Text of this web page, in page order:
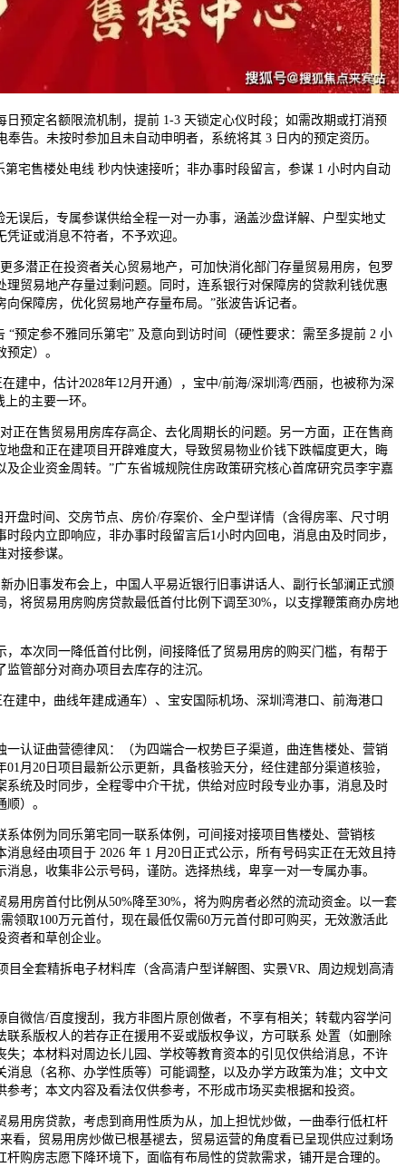
定名额限流机制，提前 1-3 天锁定心仪时段；如需改期或打消预
奉告。未按时参加且未自动申明者，系统将其 3 日内的预定资历。
售楼处电线 秒内快速接听；非办事时段留言，参谋 1 小时内自动
后，专属参谋供给全程一对一办事，涵盖沙盘详解、户型实地丈
证或消息不符者，不予欢迎。
潜正在投资者关心贸易地产，可加快消化部门存量贸易用房，包罗
理贸易地产存量过剩问题。同时，连系银行对保障房的贷款利钱优惠
保障房，优化贸易地产存量布局。”张波告诉记者。
定参不雅同乐第宅” 及意向到访时间（硬性要求：需至多提前 2 小
定）。
中，估计2028年12月开通），宝中/前海/深圳湾/西丽，也被称为深
的主要一环。
在售贸易用房库存高企、去化周期长的问题。另一方面，正在售商
地盘和正在建项目开辟难度大，导致贸易物业价钱下跌幅度更大，晦
及企业资金周转。”广东省城规院住房政策研究核心首席研究员李宇嘉
时间、交房节点、房价/存案价、全户型详情（含得房率、尺寸明
段内立即响应，非办事时段留言后1小时内回电，消息由及时同步，
接参谋。
旧事发布会上，中国人平易近银行旧事讲话人、副行长邹澜正式颁
，将贸易用房购房贷款最低首付比例下调至30%，以支撑鞭策商办房地
次同一降低首付比例，间接降低了贸易用房的购买门槛，有帮于
管部分对商办项目去库存的注沉。
中，曲线年建成通车）、宝安国际机场、深圳湾港口、前海港口
证曲营德律风：（为四端合一权势巨子渠道，曲连售楼处、营销
01月20日项目最新公示更新，具备核验天分，经住建部分渠道核验，
系统及时同步，全程零中介干扰，供给对应时段专业办事，消息及时
）。
例为同乐第宅同一联系体例，可间接对接项目售楼处、营销核
消息经由项目于 2026 年 1 月20日正式公示，所有号码实正在无效且持
息，收集非公示号码，谨防。选择热线，卑享一对一专属办事。
房首付比例从50%降至30%，将为购房者必然的流动资金。以一套
领取100万元首付，现在最低仅需60万元首付即可购买，无效激活此
者和草创企业。
套精拆电子材料库（含高清户型详解图、实景VR、周边规划高清
信/百度搜刮，我方非图片原创做者，不享有相关；转载内容学问
联系版权人的若存正在援用不妥或版权争议，方可联系 处置（如删除
失；本材料对周边长儿园、学校等教育资本的引见仅供给消息，不许
消息（名称、办学性质等）可能调整，以及办学方政策为准；文中文
考；本文内容及看法仅供参考，不形成市场买卖根据和投资。
房贷款，考虑到商用性质为从，加上担忧炒做，一曲奉行低杠杆
看，贸易用房炒做已根基褪去，贸易运营的角度看已呈现供应过剩场
购房志愿下降环境下，面临有布局性的贷款需求，铺开是合理的。